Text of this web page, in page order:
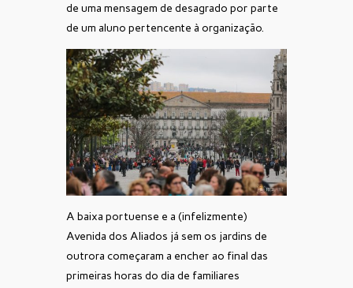
de uma mensagem de desagrado por parte
de um aluno pertencente à organização.
A baixa portuense e a (infelizmente)
Avenida dos Aliados já sem os jardins de
outrora começaram a encher ao final das
primeiras horas do dia de familiares